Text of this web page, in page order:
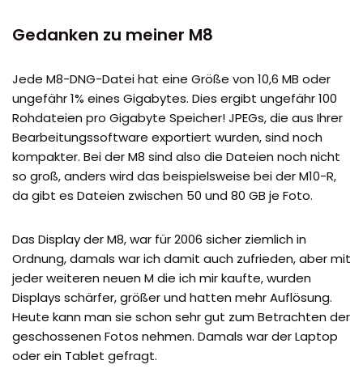
Gedanken zu meiner M8
Jede M8-DNG-Datei hat eine Größe von 10,6 MB oder
ungefähr 1% eines Gigabytes. Dies ergibt ungefähr 100
Rohdateien pro Gigabyte Speicher! JPEGs, die aus Ihrer
Bearbeitungssoftware exportiert wurden, sind noch
kompakter. Bei der M8 sind also die Dateien noch nicht
so groß, anders wird das beispielsweise bei der M10-R,
da gibt es Dateien zwischen 50 und 80 GB je Foto.
Das Display der M8, war für 2006 sicher ziemlich in
Ordnung, damals war ich damit auch zufrieden, aber mit
jeder weiteren neuen M die ich mir kaufte, wurden
Displays schärfer, größer und hatten mehr Auflösung.
Heute kann man sie schon sehr gut zum Betrachten der
geschossenen Fotos nehmen. Damals war der Laptop
oder ein Tablet gefragt.